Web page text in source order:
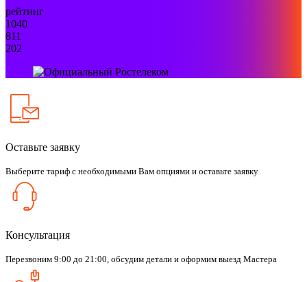
рейтинг
1040
811
202
Оставьте заявку
Выберите тариф с необходимыми Вам опциями и оставьте заявку
Консультация
Перезвоним 9:00 до 21:00, обсудим детали и оформим выезд Мастера